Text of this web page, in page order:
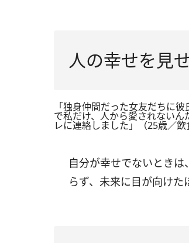
人の幸せを見
「独身仲間だった女友だちに
で私だけ、人から愛されない
レに連絡しました」（25歳／飲
自分が幸せでないとき
らず、未来に目が向けた